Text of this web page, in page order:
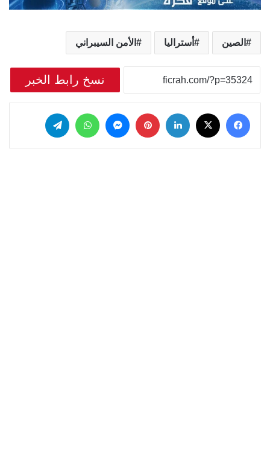
الصين أستراليا الأمن السيبراني
نسخ رابط الخبر
فيسبوك لينكدإن بينتيريست
ماسنجر واتساب